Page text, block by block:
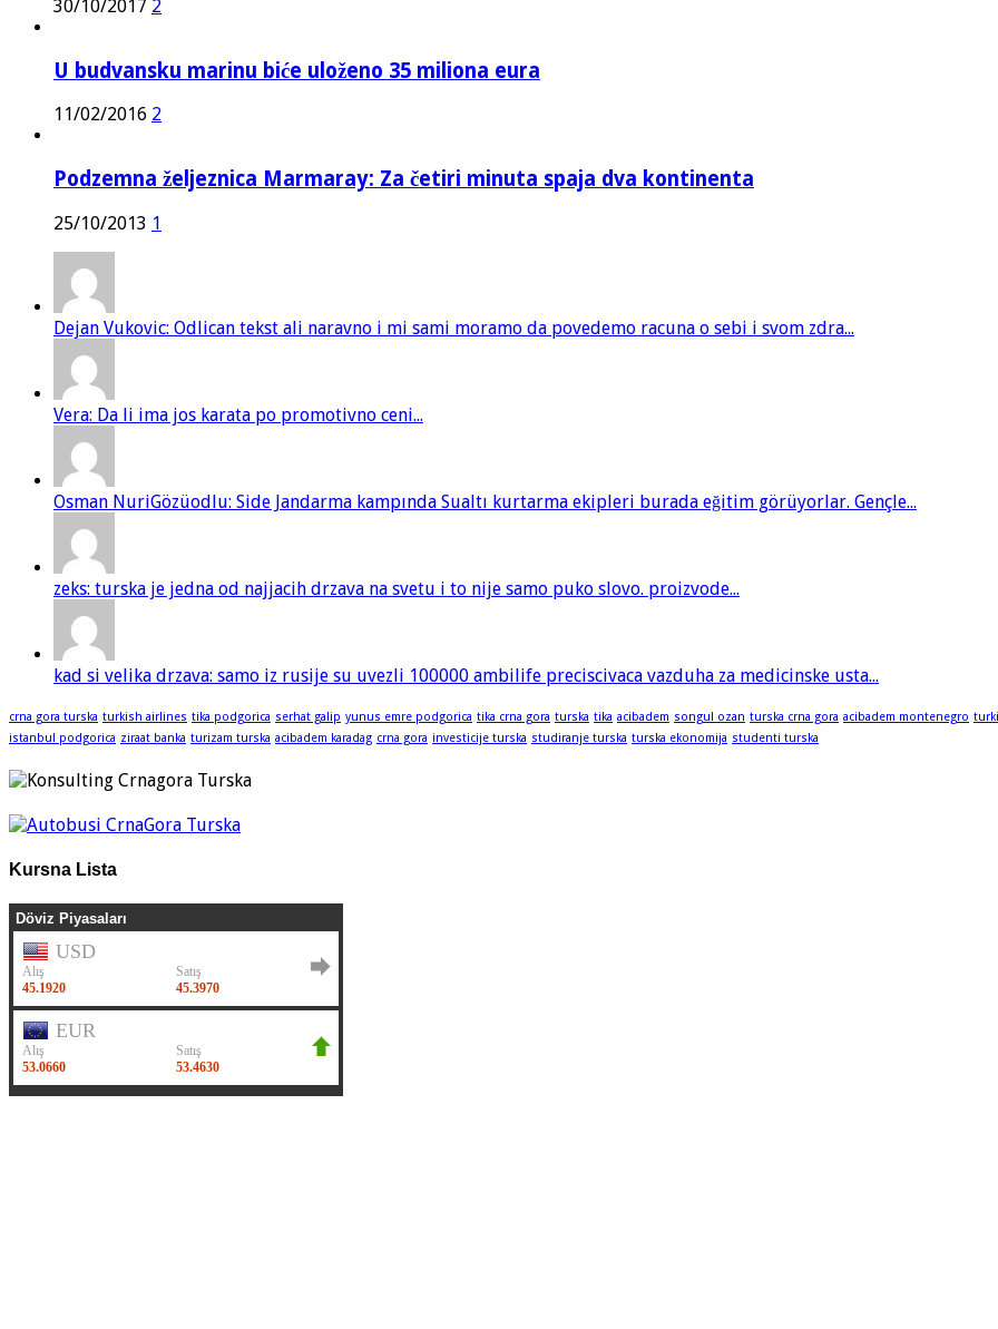
30/10/2017 2
U budvansku marinu biće uloženo 35 miliona eura
11/02/2016 2
Podzemna željeznica Marmaray: Za četiri minuta spaja dva kontinenta
25/10/2013 1
Dejan Vukovic: Odlican tekst ali naravno i mi sami moramo da povedemo racuna o sebi i svom zdra...
Vera: Da li ima jos karata po promotivno ceni...
Osman NuriGözüodlu: Side Jandarma kampında Sualtı kurtarma ekipleri burada eğitim görüyorlar. Gençle...
zeks: turska je jedna od najjacih drzava na svetu i to nije samo puko slovo. proizvode...
kad si velika drzava: samo iz rusije su uvezli 100000 ambilife preciscivaca vazduha za medicinske usta...
crna gora turska turkish airlines tika podgorica serhat galip yunus emre podgorica tika crna gora turska tika acibadem songul ozan turska crna gora acibadem montenegro
istanbul podgorica ziraat banka turizam turska acibadem karadag crna gora investicije turska studiranje turska turska ekonomija studenti turska
Kursna Lista